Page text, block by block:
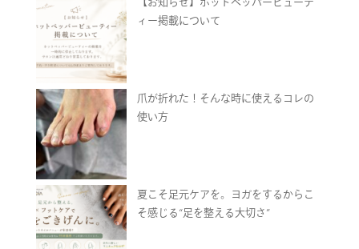
ィー掲載について
爪が折れた！そんな時に使えるコレの
使い方
夏こそ足元ケアを。ヨガをするからこ
そ感じる“足を整える大切さ”